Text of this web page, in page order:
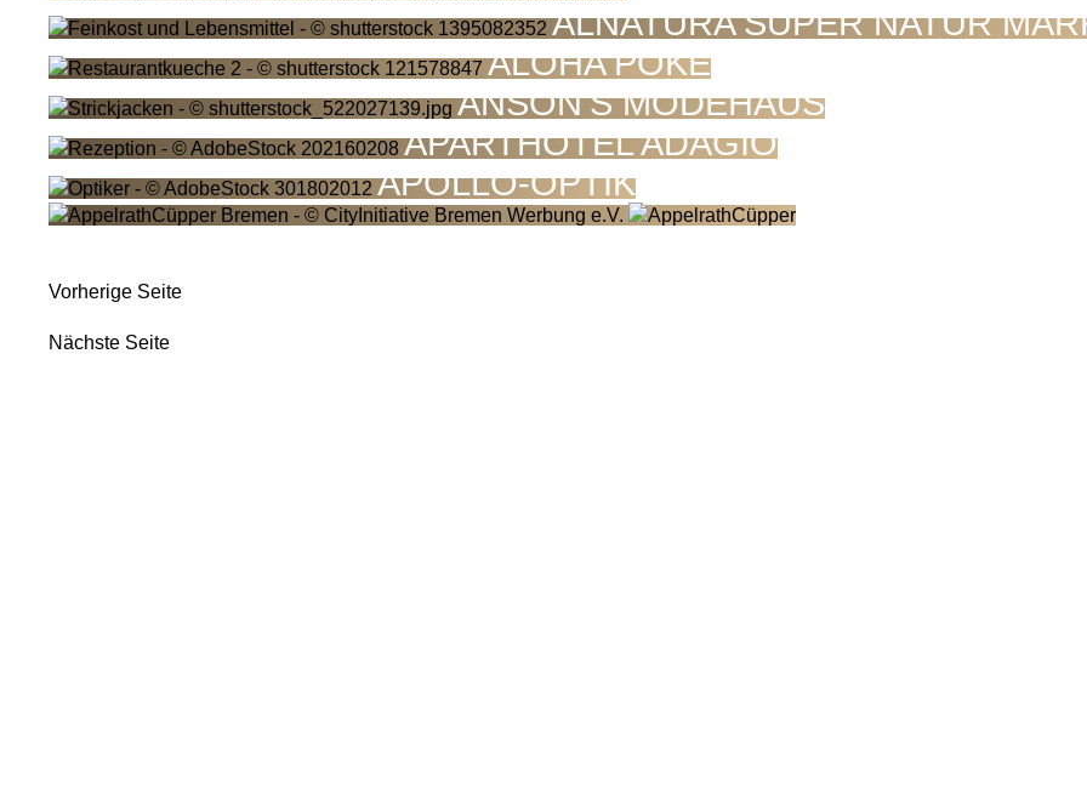
ALNATURA SUPER NATUR
ALOHA POKE
ANSON'S MODEHAUS
APARTHOTEL ADAGIO
APOLLO-OPTIK
Vorherige Seite
Nächste Seite